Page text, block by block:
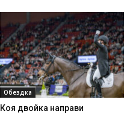
Обездка
Коя двойка направи